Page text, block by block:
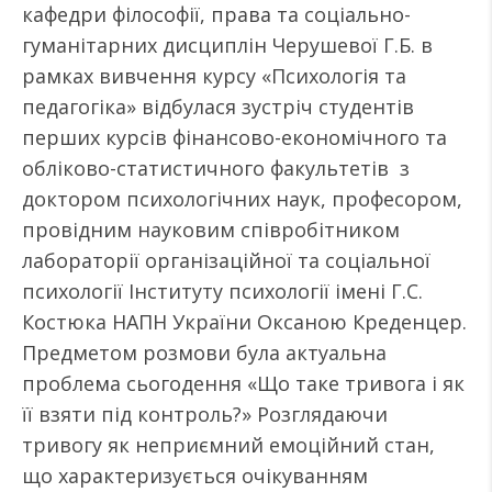
кафедри філософії, права та соціально-
гуманітарних дисциплін Черушевої Г.Б. в
рамках вивчення курсу «Психологія та
педагогіка» відбулася зустріч студентів
перших курсів фінансово-економічного та
обліково-статистичного факультетів з
доктором психологічних наук, професором,
провідним науковим співробітником
лабораторії організаційної та соціальної
психології Інституту психології імені Г.С.
Костюка НАПН України Оксаною Креденцер.
Предметом розмови була актуальна
проблема сьогодення «Що таке тривога і як
її взяти під контроль?» Розглядаючи
тривогу як неприємний емоційний стан,
що характеризується очікуванням